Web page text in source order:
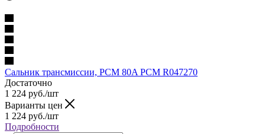
Сальник трансмиссии, PCM 80A PCM R047270
Достаточно
1 224 руб./шт
Варианты цен
1 224 руб./шт
Подробности